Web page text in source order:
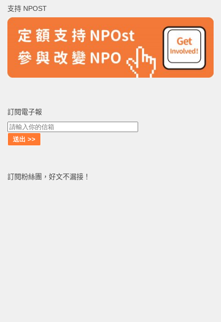
字:
支持 NPOST
訂閱電子報
訂閱粉絲團，好文不漏接！